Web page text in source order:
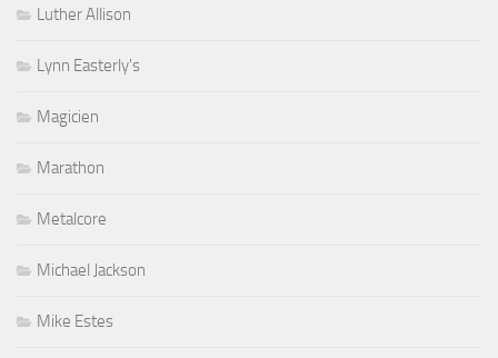
Luther Allison
Lynn Easterly's
Magicien
Marathon
Metalcore
Michael Jackson
Mike Estes